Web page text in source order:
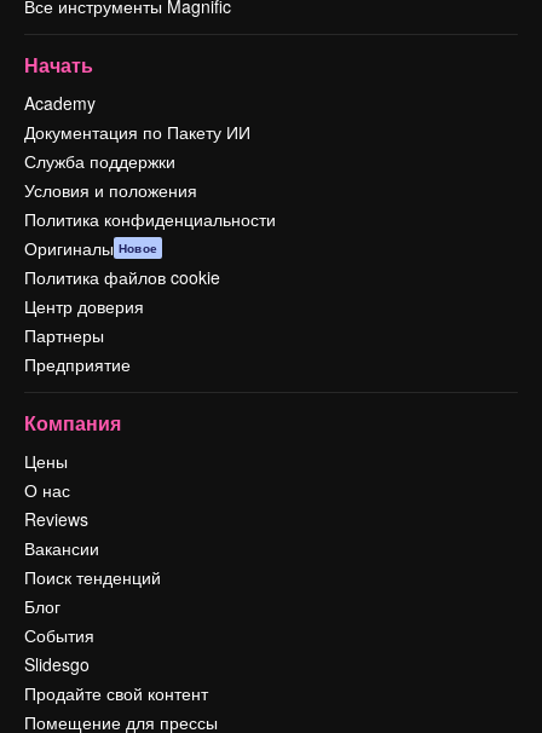
Все инструменты Magnific
Начать
Academy
Документация по Пакету ИИ
Служба поддержки
Условия и положения
Политика конфиденциальности
Оригиналы Новое
Политика файлов cookie
Центр доверия
Партнеры
Предприятие
Компания
Цены
О нас
Reviews
Вакансии
Поиск тенденций
Блог
События
Slidesgo
Продайте свой контент
Помещение для прессы